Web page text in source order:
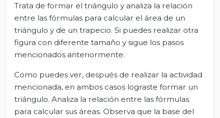
Trata de formar el triángulo y analiza la relación
entre las fórmulas para calcular el área de un
triángulo y de un trapecio. Si puedes realizar otra
figura con diferente tamaño y sigue los pasos
mencionados anteriormente.
Como puedes ver, después de realizar la actividad
mencionada, en ambos casos lograste formar un
triángulo. Analiza la relación entre las fórmulas
para calcular sus áreas. Observa que la base del